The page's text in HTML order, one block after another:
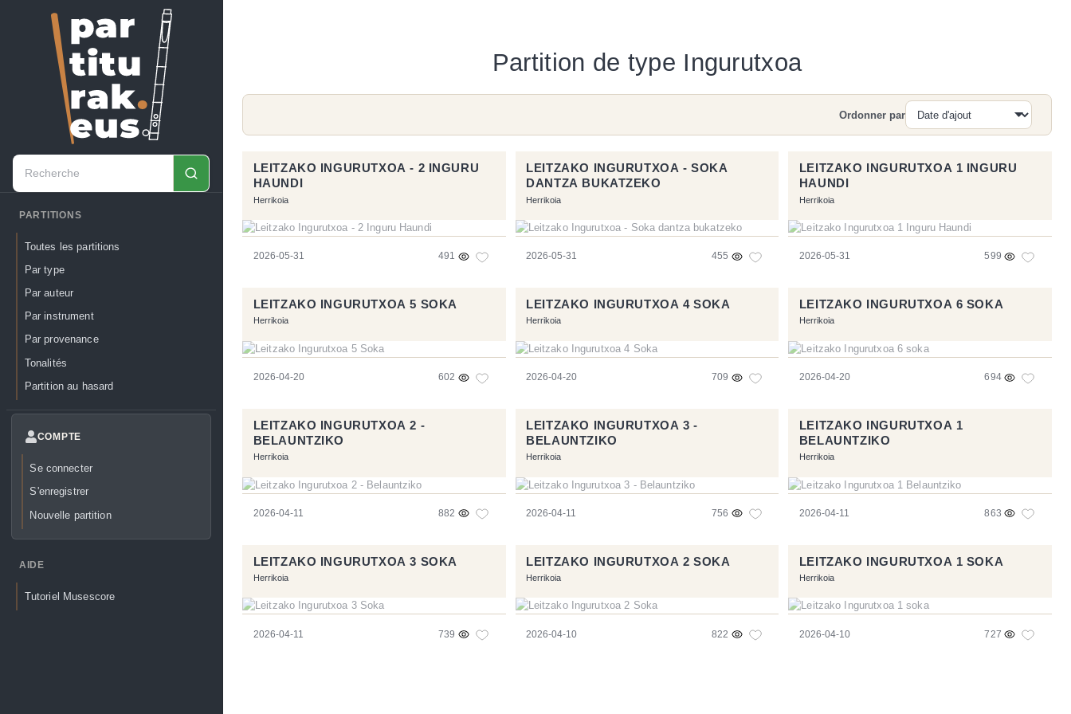
PARTITIONS
Toutes les partitions
Par type
Par auteur
Par instrument
Par provenance
Tonalités
Partition au hasard
COMPTE
Se connecter
S'enregistrer
Nouvelle partition
AIDE
Tutoriel Musescore
Partition de type Ingurutxoa
Recherche
Ordonner par
LEITZAKO INGURUTXOA - 2 INGURU
HAUNDI
Herrikoia
2026-05-31 491
LEITZAKO INGURUTXOA - SOKA
DANTZA BUKATZEKO
Herrikoia
2026-05-31 455
LEITZAKO INGURUTXOA 1 INGURU
HAUNDI
Herrikoia
2026-05-31 599
LEITZAKO INGURUTXOA 5 SOKA
Herrikoia
2026-04-20 602
LEITZAKO INGURUTXOA 4 SOKA
Herrikoia
2026-04-20 709
LEITZAKO INGURUTXOA 6 SOKA
Herrikoia
2026-04-20 694
LEITZAKO INGURUTXOA 2 -
BELAUNTZIKO
Herrikoia
2026-04-11 882
LEITZAKO INGURUTXOA 3 -
BELAUNTZIKO
Herrikoia
2026-04-11 756
LEITZAKO INGURUTXOA 1
BELAUNTZIKO
Herrikoia
2026-04-11 863
LEITZAKO INGURUTXOA 3 SOKA
Herrikoia
2026-04-11 739
LEITZAKO INGURUTXOA 2 SOKA
Herrikoia
2026-04-10 822
LEITZAKO INGURUTXOA 1 SOKA
Herrikoia
2026-04-10 727